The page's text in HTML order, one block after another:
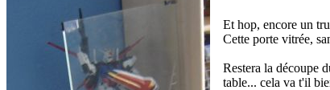
Et hop, encore un
Cette porte vitrée,
Restera la découpe
table... cela va t'il